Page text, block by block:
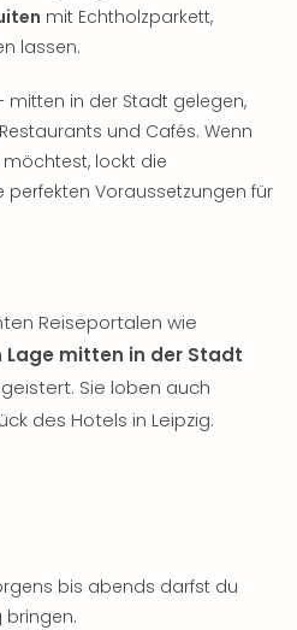
mit Echtholzparkett,
lassen.
in der Stadt gelegen,
und Cafés. Wenn
lockt die
perfekten Voraussetzungen für
Reiseportalen wie
Lage mitten in der Stadt
Sie loben auch
des Hotels in Leipzig.
bis abends darfst du
bringen.